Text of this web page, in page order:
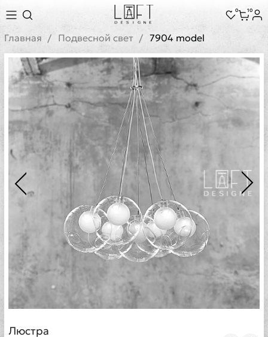
0 10
Главная Подвесной свет 7904 model
Люстра